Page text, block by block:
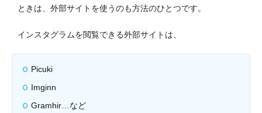
ときは、外部サイトを使うのも方法のひとつです。
インスタグラムを閲覧できる外部サイトは、
Picuki
Imginn
Gramhir…など